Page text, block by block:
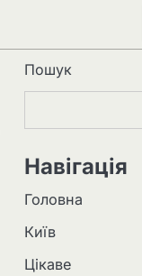
Пошук
Навігація
Головна
Київ
Цікаве